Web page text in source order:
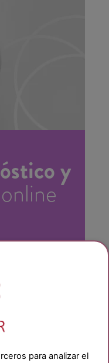
y
online
para analizar el